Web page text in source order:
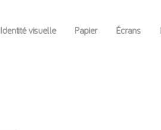
Identité visuelle Papier Écrans